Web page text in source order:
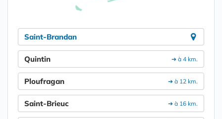
Saint-Brandan
➔ à 4 km.
Quintin
➔ à 12 km.
Ploufragan
➔ à 16 km.
Saint-Brieuc